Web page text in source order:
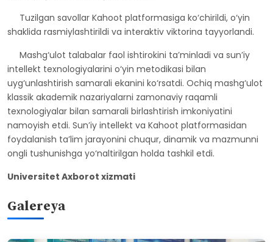
Tuzilgan savollar Kahoot platformasiga ko‘chirildi, o‘yin
shaklida rasmiylashtirildi va interaktiv viktorina tayyorlandi.
Mashg‘ulot talabalar faol ishtirokini ta’minladi va sun’iy
intellekt texnologiyalarini o‘yin metodikasi bilan
uyg‘unlashtirish samarali ekanini ko‘rsatdi. Ochiq mashg‘ulot
klassik akademik nazariyalarni zamonaviy raqamli
texnologiyalar bilan samarali birlashtirish imkoniyatini
namoyish etdi. Sun’iy intellekt va Kahoot platformasidan
foydalanish ta’lim jarayonini chuqur, dinamik va mazmunni
ongli tushunishga yo‘naltirilgan holda tashkil etdi.
Universitet Axborot xizmati
Galereya